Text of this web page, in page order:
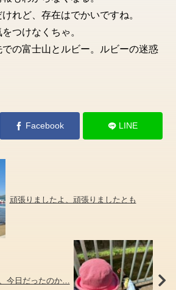
れど、存在はでかいですね。
つけなくちゃ。
の富士山とルビー。ルビーの迷惑
Facebook LINE
頑張りましたよ、頑張りましたとも
今日だったのか…